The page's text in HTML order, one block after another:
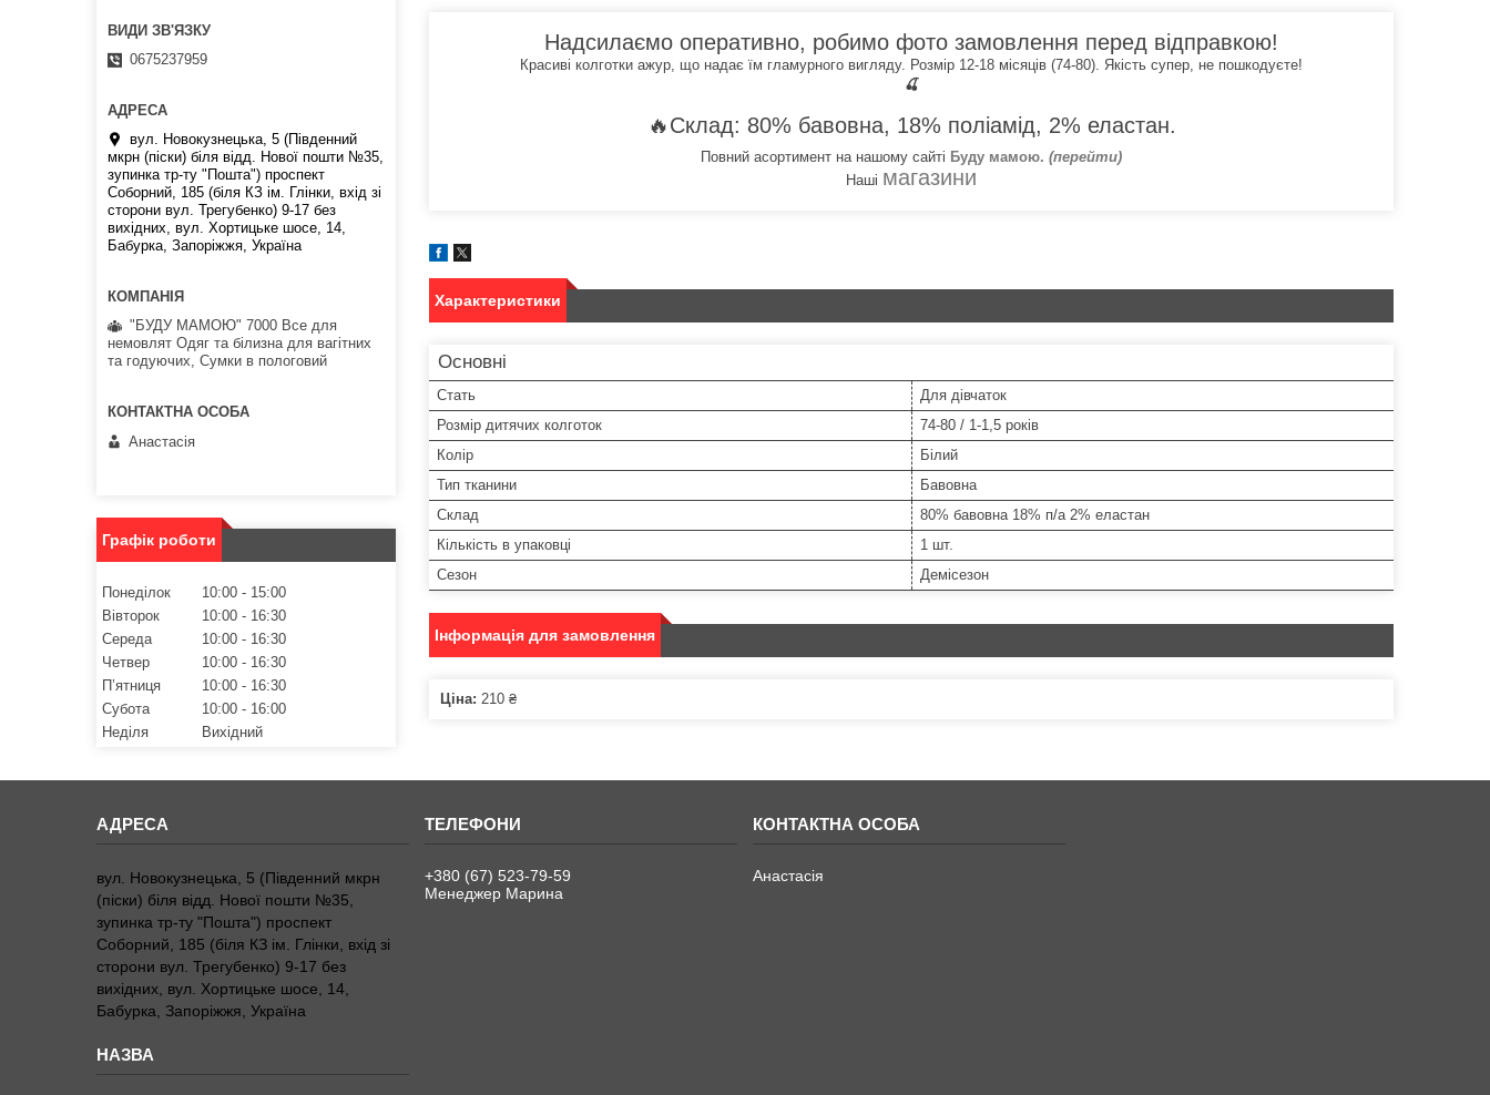
Надсилаємо оперативно, робимо фото замовлення перед відправкою!
Красиві колготки ажур, що надає їм гламурного вигляду. Розмір 12-18 місяців (74-80). Якість супер, не пошкодуєте!
🍒
🔥Склад: 80% бавовна, 18% поліамід, 2% еластан.
Повний асортимент на нашому сайті Буду мамою. (перейти)
Наші магазини
Характеристики
Основні
Стать
Для дівчаток
Розмір дитячих колготок
74-80 / 1-1,5 років
Колір
Білий
Тип тканини
Бавовна
Склад
80% бавовна 18% п/а 2% еластан
Кількість в упаковці
1 шт.
Сезон
Демісезон
Інформація для замовлення
Ціна: 210 ₴
0675237959
вул. Новокузнецька, 5 (Південний
мкрн (піски) біля відд. Нової пошти №35,
зупинка тр-ту "Пошта") проспект
Соборний, 185 (біля КЗ ім. Глінки, вхід зі
сторони вул. Трегубенко) 9-17 без
вихідних, вул. Хортицьке шосе, 14,
Бабурка, Запоріжжя, Україна
"БУДУ МАМОЮ" 7000 Все для
немовлят Одяг та білизна для вагітних
та годуючих, Сумки в пологовий
Анастасія
Графік роботи
Понеділок 10:00
15:00
Вівторок
10:00
16:30
Середа
10:00
16:30
Четвер
10:00
16:30
Пʼятниця
10:00
16:30
Субота
10:00
16:00
Неділя
Вихідний
вул. Новокузнецька, 5 (Південний мкрн
(піски) біля відд. Нової пошти №35,
зупинка тр-ту "Пошта") проспект
Соборний, 185 (біля КЗ ім. Глінки, вхід зі
сторони вул. Трегубенко) 9-17 без
вихідних, вул. Хортицьке шосе, 14,
Бабурка, Запоріжжя, Україна
+380 (67) 523-79-59
Менеджер Марина
Анастасія